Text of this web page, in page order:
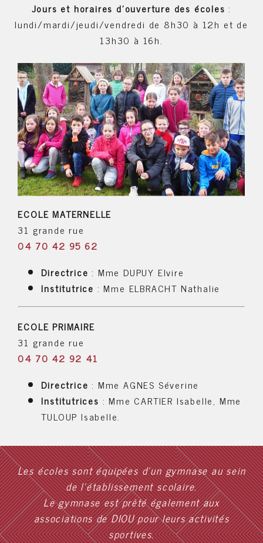
Jours et horaires d'ouverture des écoles :
lundi/mardi/jeudi/vendredi de 8h30 à 12h et de
13h30 à 16h.
ECOLE MATERNELLE
31 grande rue
04 70 42 95 62
Directrice : Mme DUPUY Elvire
Institutrice : Mme ELBRACHT Nathalie
ECOLE PRIMAIRE
31 grande rue
04 70 42 92 41
Directrice : Mme AGNES Séverine
Institutrices : Mme CARTIER Isabelle, Mme
TULOUP Isabelle.
Les écoles sont équipées d’un gymnase au sein
de l’établissement scolaire.
Le gymnase est prêté également aux
associations de DIOU pour leurs activités
sportives.